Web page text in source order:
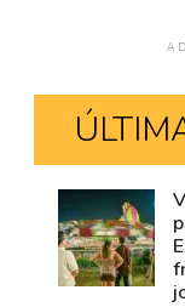
Mailza
tieta
Ana
Blog
do
Accioly: